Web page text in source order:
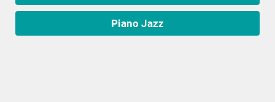
Piano Jazz